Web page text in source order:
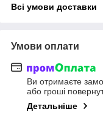
Всі умови доставки
Умови оплати
Ви отримаєте
або гроші
Детальніше